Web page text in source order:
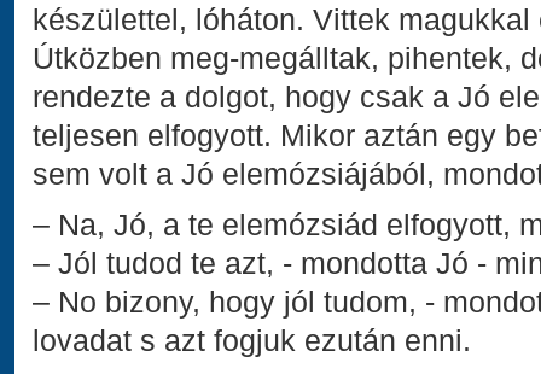
készülettel, lóháton. Vittek
Útközben meg-megálltak, pihentek,
rendezte a dolgot, hogy csak a Jó
teljesen elfogyott. Mikor aztán egy
sem volt a Jó elemózsiájából,
– Na, Jó, a te elemózsiád elfogyott,
– Jól tudod te azt, - mondotta Jó -
– No bizony, hogy jól tudom, -
lovadat s azt fogjuk ezután enni.